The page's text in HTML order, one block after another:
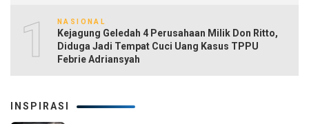
10NASIONAL
Kejagung Geledah 4 Perusahaan Milik Don Ritto,
Diduga Jadi Tempat Cuci Uang Kasus TPPU
Febrie Adriansyah
INSPIRASI